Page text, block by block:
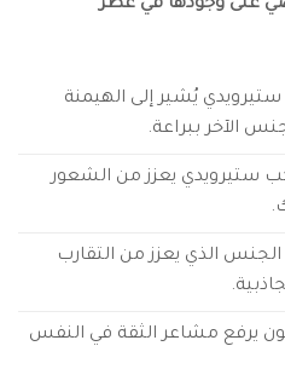
على وجودها في عطر
يُشير إلى الهيمنة
الآخر ببراعة.
ستيرويدي يعزز من الشعور
الذي يعزز من التقارب
يرفع مشاعر الثقة في النفس